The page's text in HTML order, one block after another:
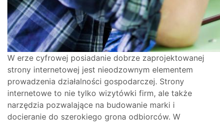
W erze cyfrowej posiadanie dobrze zaprojektowanej
strony internetowej jest nieodzownym elementem
prowadzenia działalności gospodarczej. Strony
internetowe to nie tylko wizytówki firm, ale także
narzędzia pozwalające na budowanie marki i
docieranie do szerokiego grona odbiorców. W